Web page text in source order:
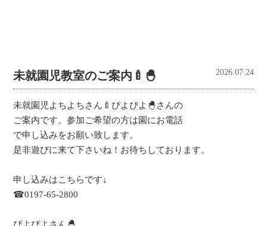
未就園児教室のご案内🍼🐣 2026.07.24
未就園児よちよちさん🍼ぴよぴよ🐣さんの
ご案内です。参加ご希望の方は園にお電話
で申し込みをお願い致します。
是非遊びに来て下さいね！お待ちしております。
申し込みはこちらです↓
☎0197-65-2800